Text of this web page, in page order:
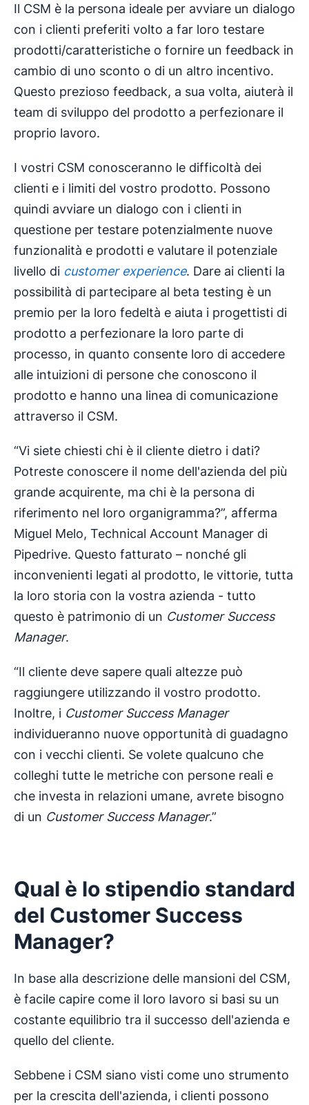
Il CSM è la persona ideale per avviare un dialogo
con i clienti preferiti volto a far loro testare
prodotti/caratteristiche o fornire un feedback in
cambio di uno sconto o di un altro incentivo.
Questo prezioso feedback, a sua volta, aiuterà il
team di sviluppo del prodotto a perfezionare il
proprio lavoro.
I vostri CSM conosceranno le difficoltà dei
clienti e i limiti del vostro prodotto. Possono
quindi avviare un dialogo con i clienti in
questione per testare potenzialmente nuove
funzionalità e prodotti e valutare il potenziale
livello di customer experience. Dare ai clienti la
possibilità di partecipare al beta testing è un
premio per la loro fedeltà e aiuta i progettisti di
prodotto a perfezionare la loro parte di
processo, in quanto consente loro di accedere
alle intuizioni di persone che conoscono il
prodotto e hanno una linea di comunicazione
attraverso il CSM.
“Vi siete chiesti chi è il cliente dietro i dati?
Potreste conoscere il nome dell'azienda del più
grande acquirente, ma chi è la persona di
riferimento nel loro organigramma?”, afferma
Miguel Melo, Technical Account Manager di
Pipedrive. Questo fatturato – nonché gli
inconvenienti legati al prodotto, le vittorie, tutta
la loro storia con la vostra azienda - tutto
questo è patrimonio di un Customer Success
Manager.
“Il cliente deve sapere quali altezze può
raggiungere utilizzando il vostro prodotto.
Inoltre, i Customer Success Manager
individueranno nuove opportunità di guadagno
con i vecchi clienti. Se volete qualcuno che
colleghi tutte le metriche con persone reali e
che investa in relazioni umane, avrete bisogno
di un Customer Success Manager.”
Qual è lo stipendio standard
del Customer Success
Manager?
In base alla descrizione delle mansioni del CSM,
è facile capire come il loro lavoro si basi su un
costante equilibrio tra il successo dell'azienda e
quello del cliente.
Sebbene i CSM siano visti come uno strumento
per la crescita dell'azienda, i clienti possono